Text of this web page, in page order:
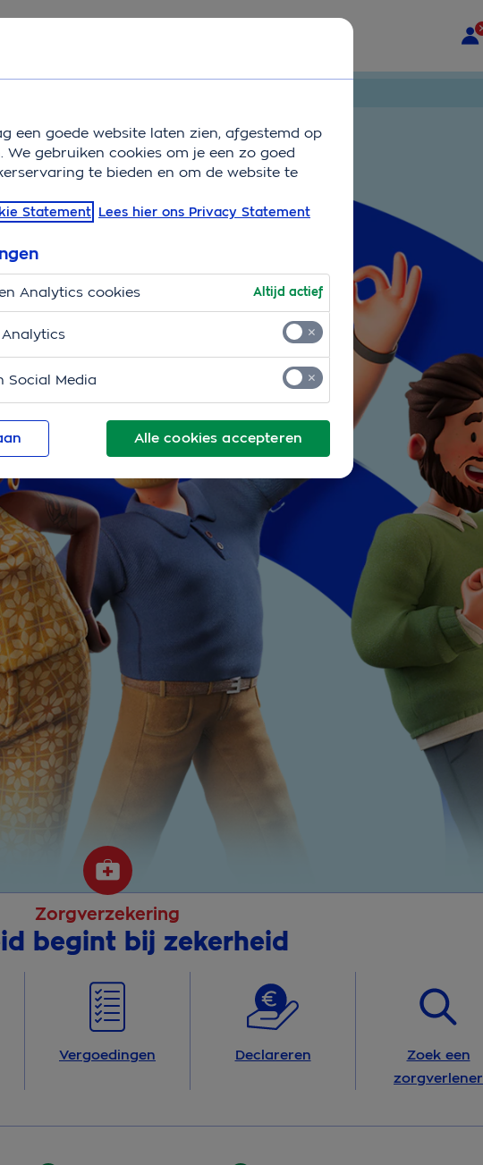
Zorgverzekering
begint bij zekerheid
Vergoedingen Declareren
Zoek een
zorgverlener
een goede website laten zien, afgestemd op
We gebruiken cookies om je een zo goed
te bieden en om de website te
Statement Lees hier ons Privacy Statement
Alle cookies accepteren
Analytics cookies Altijd actief
Social Media